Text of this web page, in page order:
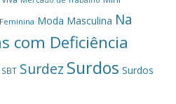
Moda Masculina Na
com Deficiência
SBT Surdez Surdos Surdos